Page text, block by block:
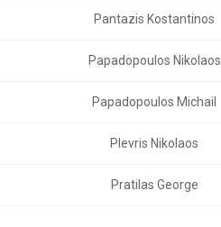
Pantazis Kostantinos
Papadopoulos Nikolaos
Papadopoulos Michail
Plevris Nikolaos
Pratilas George